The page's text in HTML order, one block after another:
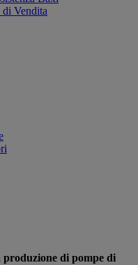
Vendita
produzione di pompe di